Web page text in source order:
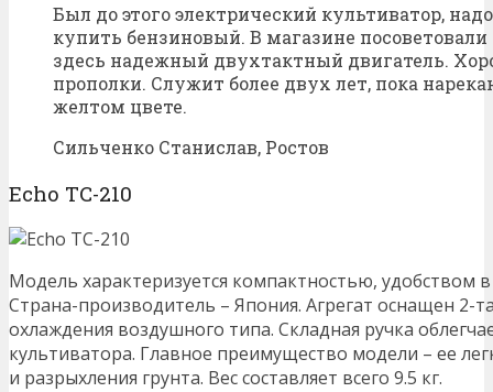
Был до этого электрический культиватор,
купить бензиновый. В магазине
здесь надежный двухтактный двигатель.
прополки. Служит более двух лет, пока
желтом цвете.
Сильченко Станислав, Ростов
Echo TC-210
Модель характеризуется компактностью, удобством
Страна-производитель – Япония. Агрегат оснащен 2-
охлаждения воздушного типа. Складная ручка
культиватора. Главное преимущество модели – ее
и разрыхления грунта. Вес составляет всего 9.5 кг.